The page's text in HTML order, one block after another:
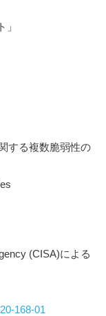
する複数脆弱性の
(CISA)による
168-01